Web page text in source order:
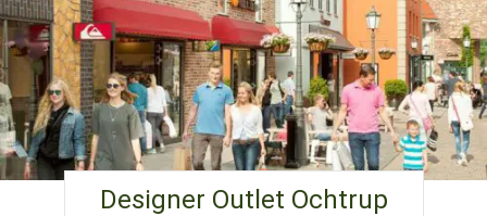
Designer Outlet Ochtrup